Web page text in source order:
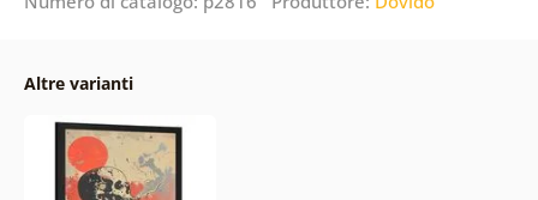
Altre varianti